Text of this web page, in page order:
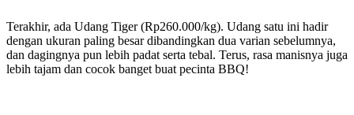
Terakhir, ada Udang Tiger (Rp260.000/kg). Udang satu ini hadir
dengan ukuran paling besar dibandingkan dua varian sebelumnya,
dan dagingnya pun lebih padat serta tebal. Terus, rasa manisnya juga
lebih tajam dan cocok banget buat pecinta BBQ!